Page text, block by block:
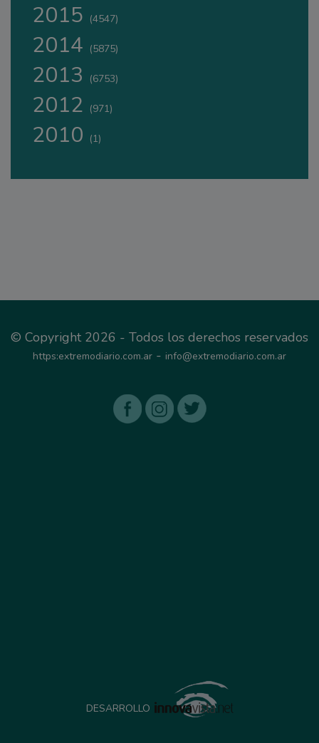
2015 (4547)
2014 (5875)
2013 (6753)
2012 (971)
2010 (1)
© Copyright 2026 - Todos los derechos reservados
https:extremodiario.com.ar - info@extremodiario.com.ar
DESARROLLO